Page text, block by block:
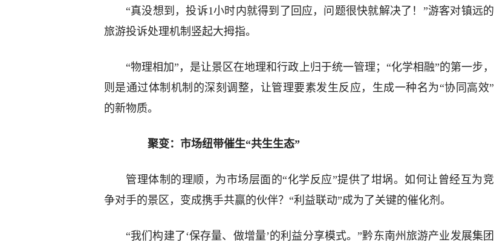
“真没想到，投诉1小时内就得到了回应，问题很快就解决了！”游客对镇远的
旅游投诉处理机制竖起大拇指。
“物理相加”，是让景区在地理和行政上归于统一管理；“化学相融”的第一步，
则是通过体制机制的深刻调整，让管理要素发生反应，生成一种名为“协同高效”
的新物质。
聚变：市场纽带催生“共生生态”
管理体制的理顺，为市场层面的“化学反应”提供了坩埚。如何让曾经互为竞
争对手的景区，变成携手共赢的伙伴？“利益联动”成为了关键的催化剂。
“我们构建了‘保存量、做增量’的利益分享模式。”黔东南州旅游产业发展集团